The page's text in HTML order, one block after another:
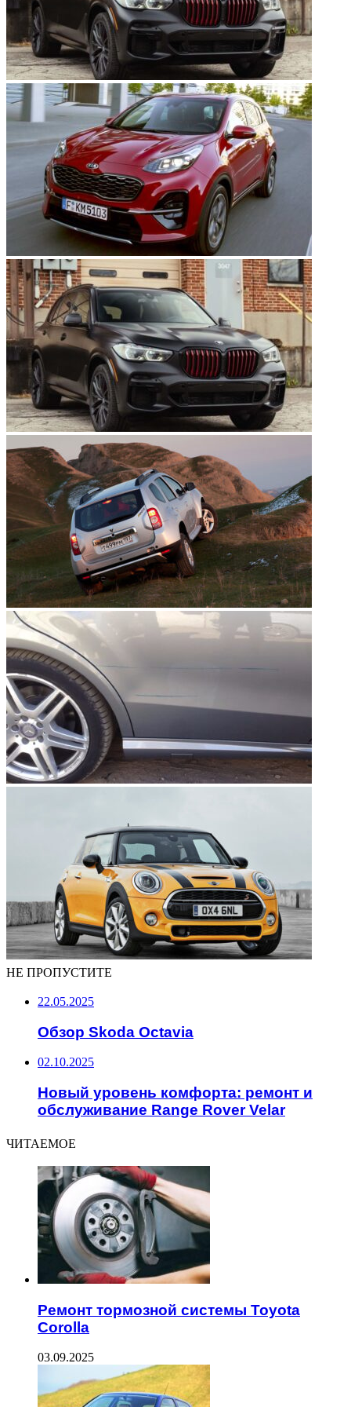
НЕ ПРОПУСТИТЕ
22.05.2025
Обзор Skoda Octavia
02.10.2025
Новый уровень комфорта: ремонт и
обслуживание Range Rover Velar
ЧИТАЕМОЕ
Ремонт тормозной системы Toyota
Corolla
03.09.2025